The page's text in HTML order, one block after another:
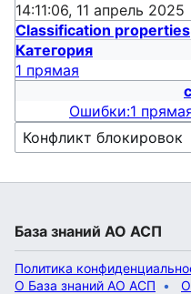
14:11:06, 11 апрель 2025
Classification properties
Категория
1 прямая
Ошибки:1
База знаний АО АСП
Политика
О База знаний АО АСП